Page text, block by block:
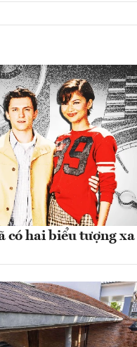
có hai biểu tượng